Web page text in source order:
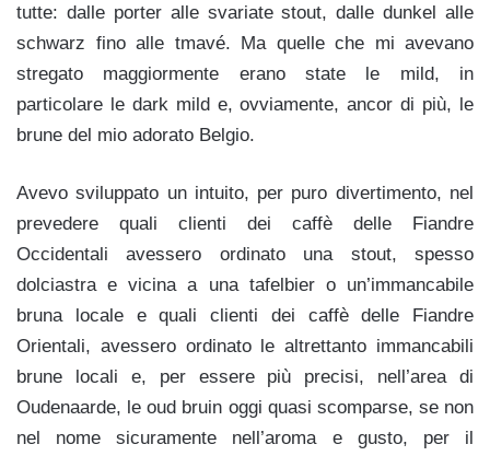
tutte: dalle porter alle svariate stout, dalle dunkel alle
schwarz fino alle tmavé. Ma quelle che mi avevano
stregato maggiormente erano state le mild, in
particolare le dark mild e, ovviamente, ancor di più, le
brune del mio adorato Belgio.
Avevo sviluppato un intuito, per puro divertimento, nel
prevedere quali clienti dei caffè delle Fiandre
Occidentali avessero ordinato una stout, spesso
dolciastra e vicina a una tafelbier o un’immancabile
bruna locale e quali clienti dei caffè delle Fiandre
Orientali, avessero ordinato le altrettanto immancabili
brune locali e, per essere più precisi, nell’area di
Oudenaarde, le oud bruin oggi quasi scomparse, se non
nel nome sicuramente nell’aroma e gusto, per il